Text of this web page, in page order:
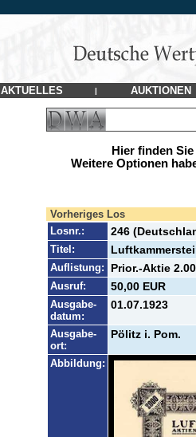
AKTUELLES | AUKTIONEN
Hier finden
Weitere Optionen
Vorheriges Los
Losnr.:
246
Titel:
Auflistung: Prior.-Aktie
Ausruf: 50,00 EUR
Ausgabe-
datum:
01.07.1923
Ausgabe-
ort:
Pölitz i. Pom.
Abbildung: